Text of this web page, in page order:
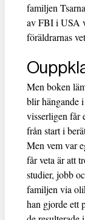
familjen
av FBI i USA
föräldrarnas
Men boken
blir hängande
visserligen får
från start i
Men vem var
får veta är att
studier, jobb
familjen via
han gjorde ett